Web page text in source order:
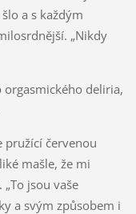
a s každým
„Nikdy
orgasmického deliria,
pružící červenou
mašle, že mi
jsou vaše
a svým způsobem i